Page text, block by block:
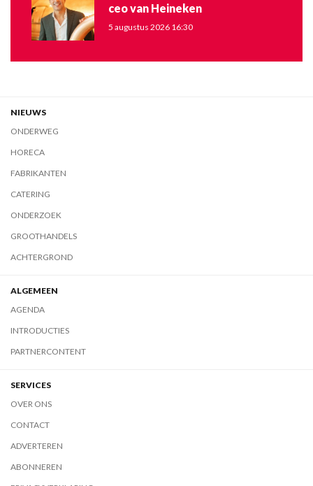
ceo van Heineken
5 augustus 2026 16:30
NIEUWS
ONDERWEG
HORECA
FABRIKANTEN
CATERING
ONDERZOEK
GROOTHANDELS
ACHTERGROND
ALGEMEEN
AGENDA
INTRODUCTIES
PARTNERCONTENT
SERVICES
OVER ONS
CONTACT
ADVERTEREN
ABONNEREN